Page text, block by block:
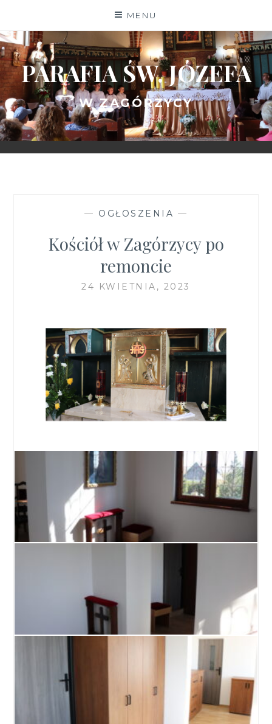
content
MENU
PARAFIA ŚW. JÓZEFA
W ZAGÓRZYCY
— OGŁOSZENIA —
Kościół w Zagórzycy po
remoncie
24 KWIETNIA, 2023